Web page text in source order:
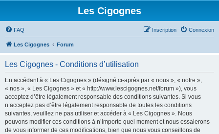
Les Cigognes
FAQ Connexion
Inscription
Les Cigognes Forum
Les Cigognes - Conditions d’utilisation
En accédant à « Les Cigognes » (désigné ci-après par « nous », « notre »,
« nos », « Les Cigognes » et « http://www.lescigognes.net/forum »), vous
acceptez d’être légalement responsable des conditions suivantes. Si vous
n’acceptez pas d’être légalement responsable de toutes les conditions
suivantes, veuillez ne pas utiliser et accéder à « Les Cigognes ». Nous
pouvons modifier ces conditions à n’importe quel moment et nous essaierons
de vous informer de ces modifications, bien que nous vous conseillons de